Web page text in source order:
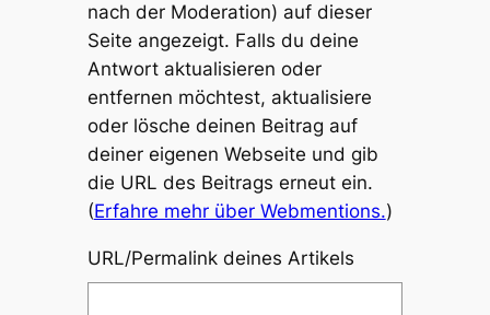
nach der Moderation) auf dieser
Seite angezeigt. Falls du deine
Antwort aktualisieren oder
entfernen möchtest, aktualisiere
oder lösche deinen Beitrag auf
deiner eigenen Webseite und gib
die URL des Beitrags erneut ein.
(Erfahre mehr über Webmentions.)
URL/Permalink deines Artikels